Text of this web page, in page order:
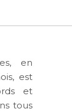
en
est
et
tous